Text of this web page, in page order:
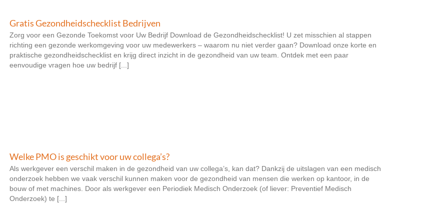
Gratis Gezondheidschecklist Bedrijven
Zorg voor een Gezonde Toekomst voor Uw Bedrijf Download de Gezondheidschecklist! U zet misschien al stappen
richting een gezonde werkomgeving voor uw medewerkers – waarom nu niet verder gaan? Download onze korte en
praktische gezondheidschecklist en krijg direct inzicht in de gezondheid van uw team. Ontdek met een paar
eenvoudige vragen hoe uw bedrijf [...]
Welke PMO is geschikt voor uw collega’s?
Als werkgever een verschil maken in de gezondheid van uw collega’s, kan dat? Dankzij de uitslagen van een medisch
onderzoek hebben we vaak verschil kunnen maken voor de gezondheid van mensen die werken op kantoor, in de
bouw of met machines. Door als werkgever een Periodiek Medisch Onderzoek (of liever: Preventief Medisch
Onderzoek) te [...]